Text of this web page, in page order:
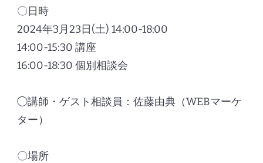
〇日時
2024年3月23日(土) 14:00-18:00
14:00-15:30 講座
16:00-18:30 個別相談会
◯講師・ゲスト相談員：佐藤由典（WEBマーケ
ター）
〇場所